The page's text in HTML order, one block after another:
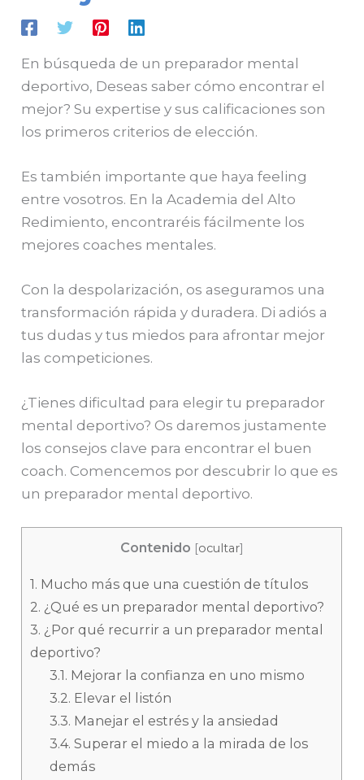
En búsqueda de un preparador mental
deportivo, Deseas saber cómo encontrar el
mejor? Su expertise y sus calificaciones son
los primeros criterios de elección.
Es también importante que haya feeling
entre vosotros. En la Academia del Alto
Redimiento, encontraréis fácilmente los
mejores coaches mentales.
Con la despolarización, os aseguramos una
transformación rápida y duradera. Di adiós a
tus dudas y tus miedos para afrontar mejor
las competiciones.
¿Tienes dificultad para elegir tu preparador
mental deportivo? Os daremos justamente
los consejos clave para encontrar el buen
coach. Comencemos por descubrir lo que es
un preparador mental deportivo.
Contenido [ocultar]
1. Mucho más que una cuestión de títulos
2. ¿Qué es un preparador mental deportivo?
3. ¿Por qué recurrir a un preparador mental
deportivo?
3.1. Mejorar la confianza en uno mismo
3.2. Elevar el listón
3.3. Manejar el estrés y la ansiedad
3.4. Superar el miedo a la mirada de los
demás